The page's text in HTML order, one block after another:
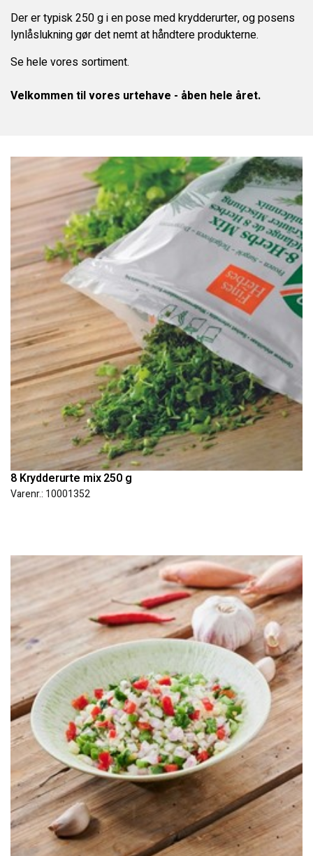
Der er typisk 250 g i en pose med krydderurter, og posens
lynlåslukning gør det nemt at håndtere produkterne.
Se hele vores sortiment.
Velkommen til vores urtehave - åben hele året.
8 Krydderurte mix 250 g
Varenr.: 10001352